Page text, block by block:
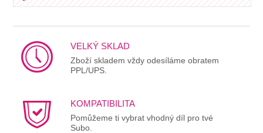
VELKÝ SKLAD
Zboží skladem vždy odesíláme obratem
PPL/UPS.
KOMPATIBILITA
Pomůžeme ti vybrat vhodný díl pro tvé
Subo.